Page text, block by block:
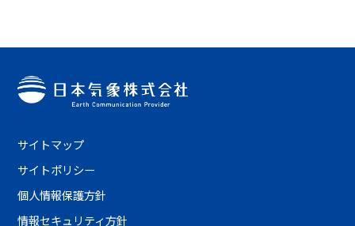
サイトマップ
サイトポリシー
個人情報保護方針
情報セキュリティ方針